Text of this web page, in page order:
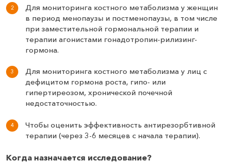
Для мониторинга костного метаболизма у женщин
в период менопаузы и постменопаузы, в том числе
при заместительной гормональной терапии и
терапии агонистами гонадотропин-рилизинг-
гормона.
Для мониторинга костного метаболизма у лиц с
дефицитом гормона роста, гипо- или
гипертиреозом, хронической почечной
недостаточностью.
Чтобы оценить эффективность антирезорбтивной
терапии (через 3-6 месяцев с начала терапии).
Когда назначается исследование?